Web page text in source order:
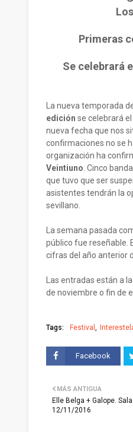
Primeras
Se celebrará
La nueva temporada
edición se celebrará
nueva fecha que nos
confirmaciones no se
organización ha
Veintiuno . Cinco
que tuvo que ser
asistentes tendrán la
sevillano.
La semana pasada
público fue reseñable.
cifras del año anterior
Las entradas están a
de noviembre o fin de
Tags: Festival
Facebook
MÁS ANTIGUA
Elle Belga + Galope.
12/11/2016